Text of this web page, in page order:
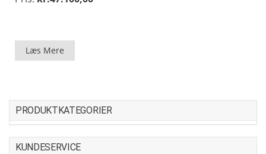
Læs Mere
PRODUKTKATEGORIER
KUNDESERVICE